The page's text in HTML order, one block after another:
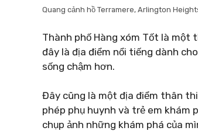
Quang cảnh hồ Terramere, Arlington
Thành phố Hàng xóm Tốt là một
đây là địa điểm nổi tiếng dành
sống chậm hơn.
Đây cũng là một địa điểm thân
phép phụ huynh và trẻ em khám
chụp ảnh những khám phá của